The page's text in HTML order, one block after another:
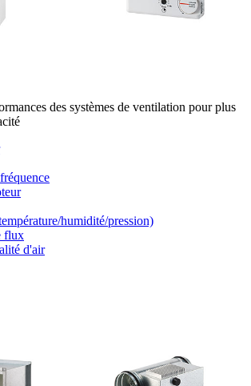
des systèmes de ventilation pour plus
humidité/pression)
flux
d'air